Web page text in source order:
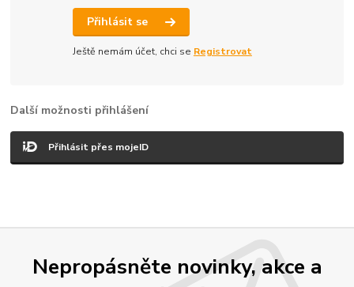
Přihlásit se
Ještě nemám účet, chci se Registrovat
Další možnosti přihlášení
Přihlásit přes mojeID
Nepropásněte novinky, akce a